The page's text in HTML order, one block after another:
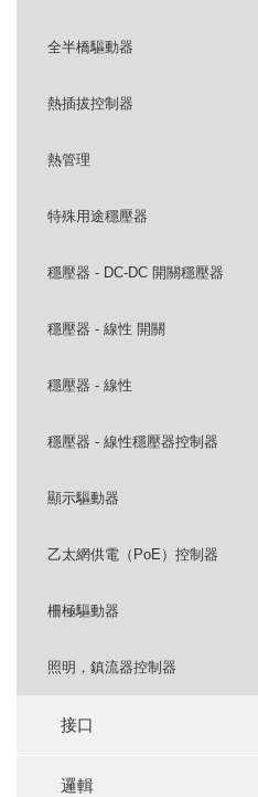
全半橋驅動器
熱插拔控制器
熱管理
特殊用途穩壓器
穩壓器 - DC-DC 開關穩壓器
穩壓器 - 線性 開關
穩壓器 - 線性
穩壓器 - 線性穩壓器控制器
顯示驅動器
乙太網供電（PoE）控制器
柵極驅動器
照明，鎮流器控制器
接口
邏輯